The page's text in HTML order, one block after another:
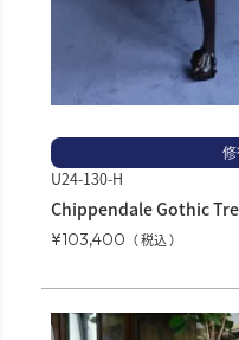
U24-130-H
Chippendale Gothic
¥103,400 税込